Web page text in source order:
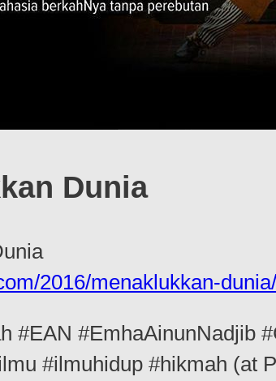
Dunia
2016/menaklukkan-dunia/
#EAN #EmhaAinunNadjib
#ilmuhidup #hikmah (at